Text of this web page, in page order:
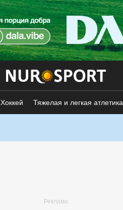
Хоккей Тяжелая и легкая атлетика